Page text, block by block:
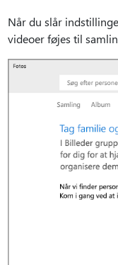
Når du slår
videoer føjes til